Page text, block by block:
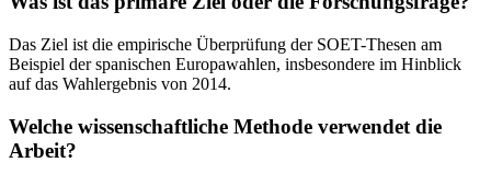
Das Ziel ist die empirische Überprüfung der SOET-Thesen am
Beispiel der spanischen Europawahlen, insbesondere im Hinblick
auf das Wahlergebnis von 2014.
Welche wissenschaftliche Methode verwendet die
Arbeit?